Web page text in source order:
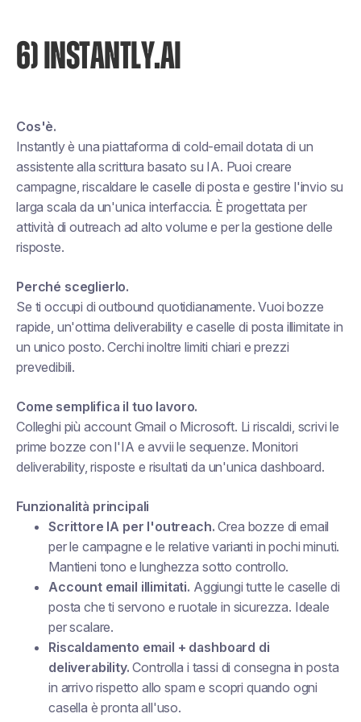
6) INSTANTLY.AI
Cos'è.
Instantly è una piattaforma di cold-email dotata di un
assistente alla scrittura basato su IA. Puoi creare
campagne, riscaldare le caselle di posta e gestire l'invio su
larga scala da un'unica interfaccia. È progettata per
attività di outreach ad alto volume e per la gestione delle
risposte.
Perché sceglierlo.
Se ti occupi di outbound quotidianamente. Vuoi bozze
rapide, un'ottima deliverability e caselle di posta illimitate in
un unico posto. Cerchi inoltre limiti chiari e prezzi
prevedibili.
Come semplifica il tuo lavoro.
Colleghi più account Gmail o Microsoft. Li riscaldi, scrivi le
prime bozze con l'IA e avvii le sequenze. Monitori
deliverability, risposte e risultati da un'unica dashboard.
Funzionalità principali
Scrittore IA per l'outreach. Crea bozze di email
per le campagne e le relative varianti in pochi minuti.
Mantieni tono e lunghezza sotto controllo.
Account email illimitati. Aggiungi tutte le caselle di
posta che ti servono e ruotale in sicurezza. Ideale
per scalare.
Riscaldamento email + dashboard di
deliverability. Controlla i tassi di consegna in posta
in arrivo rispetto allo spam e scopri quando ogni
casella è pronta all'uso.